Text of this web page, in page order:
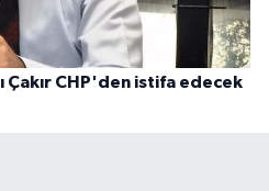
Çakır CHP'den istifa edecek